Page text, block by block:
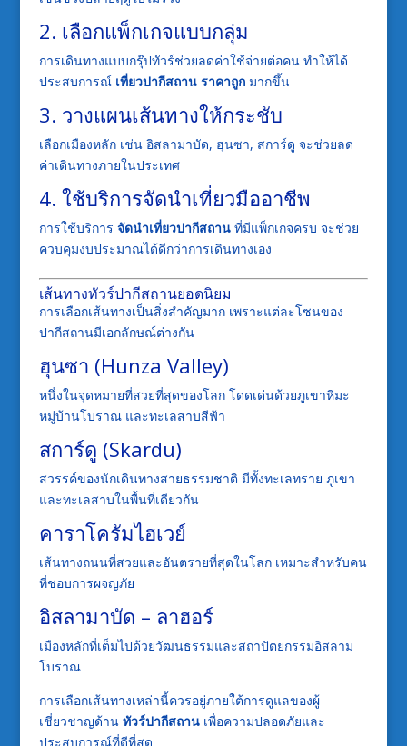
2. เลือกแพ็กเกจแบบกลุ่ม
การเดินทางแบบกรุ๊ปทัวร์ช่วยลดค่าใช้จ่ายต่อคน ทำให้ได้
ประสบการณ์ เที่ยวปากีสถาน ราคาถูกมากขึ้น
3. วางแผนเส้นทางให้กระชับ
เลือกเมืองหลัก เช่น อิสลามาบัด, ฮุนซา, สการ์ดู จะช่วยลด
ค่าเดินทางภายในประเทศ
4. ใช้บริการจัดนำเที่ยวมืออาชีพ
การใช้บริการ จัดนำเที่ยวปากีสถานที่มีแพ็กเกจครบ จะช่วย
ควบคุมงบประมาณได้ดีกว่าการเดินทางเอง
เส้นทางทัวร์ปากีสถานยอดนิยม
การเลือกเส้นทางเป็นสิ่งสำคัญมาก เพราะแต่ละโซนของ
ปากีสถานมีเอกลักษณ์ต่างกัน
ฮุนซา (Hunza Valley)
หนึ่งในจุดหมายที่สวยที่สุดของโลก โดดเด่นด้วยภูเขาหิมะ
หมู่บ้านโบราณ และทะเลสาบสีฟ้า
สการ์ดู (Skardu)
สวรรค์ของนักเดินทางสายธรรมชาติ มีทั้งทะเลทราย ภูเขา
และทะเลสาบในพื้นที่เดียวกัน
คาราโครัมไฮเวย์
เส้นทางถนนที่สวยและอันตรายที่สุดในโลก เหมาะสำหรับคน
ที่ชอบการผจญภัย
อิสลามาบัด – ลาฮอร์
เมืองหลักที่เต็มไปด้วยวัฒนธรรมและสถาปัตยกรรมอิสลาม
โบราณ
การเลือกเส้นทางเหล่านี้ควรอยู่ภายใต้การดูแลของผู้
เชี่ยวชาญด้าน ทัวร์ปากีสถานเพื่อความปลอดภัยและ
ประสบการณ์ที่ดีที่สุด